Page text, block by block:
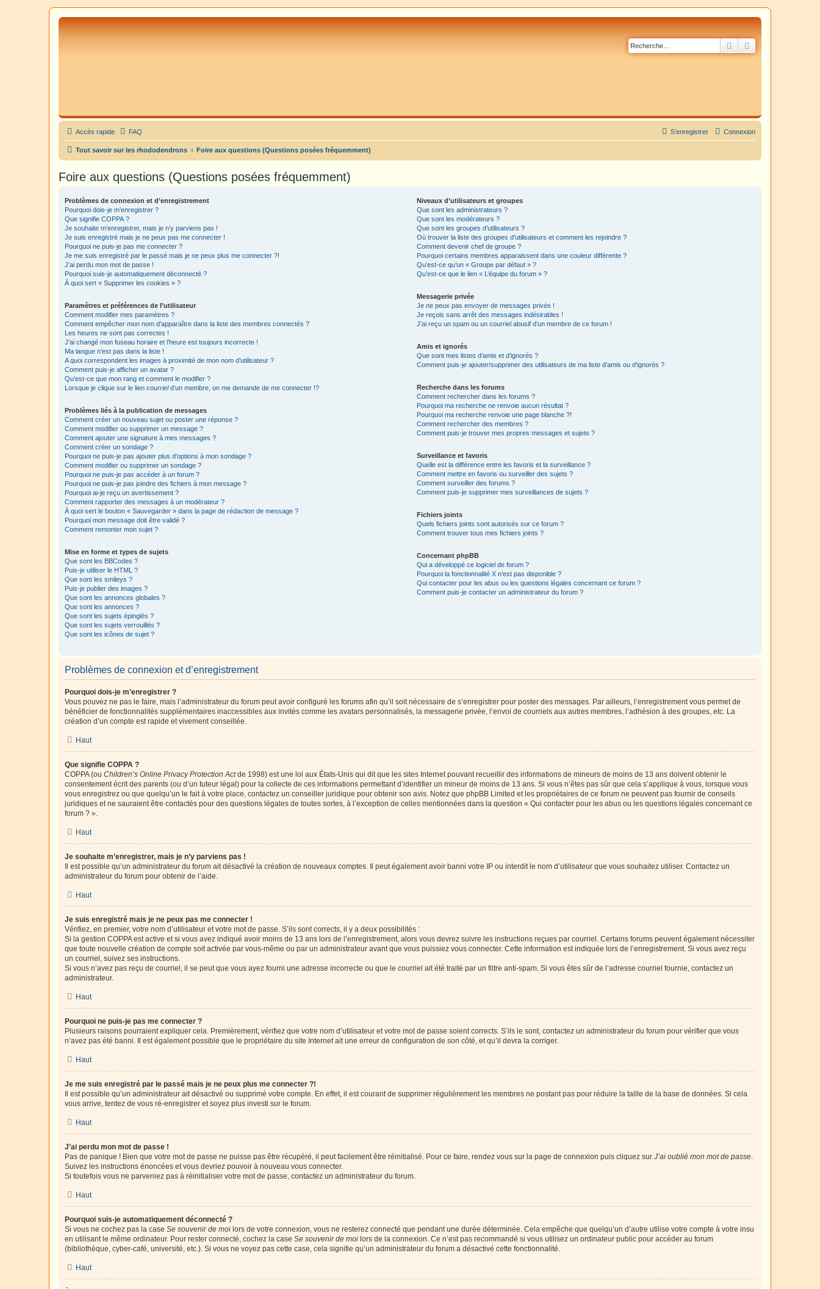
Rechercher
Accès rapide FAQ Connexion
S’enregistrer
Tout savoir sur les rhododendrons Foire aux questions (Questions posées fréquemment)
Foire aux questions (Questions posées fréquemment)
Problèmes de connexion et d’enregistrement
Pourquoi dois-je m’enregistrer ?
Que signifie COPPA ?
Je souhaite m’enregistrer, mais je n’y parviens pas !
Je suis enregistré mais je ne peux pas me connecter !
Pourquoi ne puis-je pas me connecter ?
Je me suis enregistré par le passé mais je ne peux plus me connecter ?!
J’ai perdu mon mot de passe !
Pourquoi suis-je automatiquement déconnecté ?
À quoi sert « Supprimer les cookies » ?
Paramètres et préférences de l’utilisateur
Comment modifier mes paramètres ?
Comment empêcher mon nom d’apparaître dans la liste des membres connectés ?
Les heures ne sont pas correctes !
J’ai changé mon fuseau horaire et l’heure est toujours incorrecte !
Ma langue n’est pas dans la liste !
A quoi correspondent les images à proximité de mon nom d’utilisateur ?
Comment puis-je afficher un avatar ?
Qu’est-ce que mon rang et comment le modifier ?
Lorsque je clique sur le lien courrield’un membre, on me demande de me connecter !?
Problèmes liés à la publication de messages
Comment créer un nouveau sujet ou poster une réponse ?
Comment modifier ou supprimer un message ?
Comment ajouter une signature à mes messages ?
Comment créer un sondage ?
Pourquoi ne puis-je pas ajouter plus d’options à mon sondage ?
Comment modifier ou supprimer un sondage ?
Pourquoi ne puis-je pas accéder à un forum ?
Pourquoi ne puis-je pas joindre des fichiers à mon message ?
Pourquoi ai-je reçu un avertissement ?
Comment rapporter des messages à un modérateur ?
À quoi sert le bouton « Sauvegarder » dans la page de rédaction de message ?
Pourquoi mon message doit être validé ?
Comment remonter mon sujet ?
Mise en forme et types de sujets
Que sont les BBCodes ?
Puis-je utiliser le HTML ?
Que sont les smileys ?
Puis-je publier des images ?
Que sont les annonces globales ?
Que sont les annonces ?
Que sont les sujets épinglés ?
Que sont les sujets verrouillés ?
Que sont les icônes de sujet ?
Niveaux d’utilisateurs et groupes
Que sont les administrateurs ?
Que sont les modérateurs ?
Que sont les groupes d’utilisateurs ?
Où trouver la liste des groupes d’utilisateurs et comment les rejoindre ?
Comment devenir chef de groupe ?
Pourquoi certains membres apparaissent dans une couleur différente ?
Qu’est-ce qu’un « Groupe par défaut » ?
Qu’est-ce que le lien « L’équipe du forum » ?
Messagerie privée
Je ne peux pas envoyer de messages privés !
Je reçois sans arrêt des messages indésirables !
J’ai reçu un spam ou un courriel abusif d’un membre de ce forum !
Amis et ignorés
Que sont mes listes d’amis et d’ignorés ?
Comment puis-je ajouter/supprimer des utilisateurs de ma liste d’amis ou d’ignorés ?
Recherche dans les forums
Comment rechercher dans les forums ?
Pourquoi ma recherche ne renvoie aucun résultat ?
Pourquoi ma recherche renvoie une page blanche ?!
Comment rechercher des membres ?
Comment puis-je trouver mes propres messages et sujets ?
Surveillance et favoris
Quelle est la différence entre les favoris et la surveillance ?
Comment mettre en favoris ou surveiller des sujets ?
Comment surveiller des forums ?
Comment puis-je supprimer mes surveillances de sujets ?
Fichiers joints
Quels fichiers joints sont autorisés sur ce forum ?
Comment trouver tous mes fichiers joints ?
Concernant phpBB
Qui a développé ce logiciel de forum ?
Pourquoi la fonctionnalité X n’est pas disponible ?
Qui contacter pour les abus ou les questions légales concernant ce forum ?
Comment puis-je contacter un administrateur du forum ?
Problèmes de connexion et d’enregistrement
Pourquoi dois-je m’enregistrer ?
Vous pouvez ne pas le faire, mais l’administrateur du forum peut avoir configuré les forums afin qu’il soit nécessaire de s’enregistrer pour poster des messages. Par ailleurs, l’enregistrement vous permet de
bénéficier de fonctionnalités supplémentaires inaccessibles aux invités comme les avatars personnalisés, la messagerie privée, l’envoi de courriels aux autres membres, l’adhésion à des groupes, etc. La
création d’un compte est rapide et vivement conseillée.
Haut
Que signifie COPPA ?
COPPA (ou Children’s Online Privacy Protection Actde 1998) est une loi aux États-Unis qui dit que les sites Internet pouvant recueillir des informations de mineurs de moins de 13 ans doivent obtenir le
consentement écrit des parents (ou d’un tuteur légal) pour la collecte de ces informations permettant d’identifier un mineur de moins de 13 ans. Si vous n’êtes pas sûr que cela s’applique à vous, lorsque vous
vous enregistrez ou que quelqu’un le fait à votre place, contactez un conseiller juridique pour obtenir son avis. Notez que phpBB Limited et les propriétaires de ce forum ne peuvent pas fournir de conseils
juridiques et ne sauraient être contactés pour des questions légales de toutes sortes, à l’exception de celles mentionnées dans la question « Qui contacter pour les abus ou les questions légales concernant ce
forum ? ».
Haut
Je souhaite m’enregistrer, mais je n’y parviens pas !
Il est possible qu’un administrateur du forum ait désactivé la création de nouveaux comptes. Il peut également avoir banni votre IP ou interdit le nom d’utilisateur que vous souhaitez utiliser. Contactez un
administrateur du forum pour obtenir de l’aide.
Haut
Je suis enregistré mais je ne peux pas me connecter !
Vérifiez, en premier, votre nom d’utilisateur et votre mot de passe. S’ils sont corrects, il y a deux possibilités :
Si la gestion COPPA est active et si vous avez indiqué avoir moins de 13 ans lors de l’enregistrement, alors vous devrez suivre les instructions reçues par courriel. Certains forums peuvent également nécessiter
que toute nouvelle création de compte soit activée par vous-même ou par un administrateur avant que vous puissiez vous connecter. Cette information est indiquée lors de l’enregistrement. Si vous avez reçu
un courriel, suivez ses instructions.
Si vous n’avez pas reçu de courriel, il se peut que vous ayez fourni une adresse incorrecte ou que le courriel ait été traité par un filtre anti-spam. Si vous êtes sûr de l’adresse courriel fournie, contactez un
administrateur.
Haut
Pourquoi ne puis-je pas me connecter ?
Plusieurs raisons pourraient expliquer cela. Premièrement, vérifiez que votre nom d’utilisateur et votre mot de passe soient corrects. S’ils le sont, contactez un administrateur du forum pour vérifier que vous
n’avez pas été banni. Il est également possible que le propriétaire du site Internet ait une erreur de configuration de son côté, et qu’il devra la corriger.
Haut
Je me suis enregistré par le passé mais je ne peux plus me connecter ?!
Il est possible qu’un administrateur ait désactivé ou supprimé votre compte. En effet, il est courant de supprimer régulièrement les membres ne postant pas pour réduire la taille de la base de données. Si cela
vous arrive, tentez de vous ré-enregistrer et soyez plus investi sur le forum.
Haut
J’ai perdu mon mot de passe !
Pas de panique ! Bien que votre mot de passe ne puisse pas être récupéré, il peut facilement être réinitialisé. Pour ce faire, rendez vous sur la page de connexion puis cliquez sur J’ai oublié mon mot de passe.
Suivez les instructions énoncées et vous devriez pouvoir à nouveau vous connecter.
Si toutefois vous ne parveniez pas à réinitialiser votre mot de passe, contactez un administrateur du forum.
Haut
Pourquoi suis-je automatiquement déconnecté ?
Si vous ne cochez pas la case Se souvenir de moi lors de votre connexion, vous ne resterez connecté que pendant une durée déterminée. Cela empêche que quelqu’un d’autre utilise votre compte à votre insu
en utilisant le même ordinateur. Pour rester connecté, cochez la case Se souvenir de moi lors de la connexion. Ce n’est pas recommandé si vous utilisez un ordinateur public pour accéder au forum
(bibliothèque, cyber-café, université, etc.). Si vous ne voyez pas cette case, cela signifie qu’un administrateur du forum a désactivé cette fonctionnalité.
Haut